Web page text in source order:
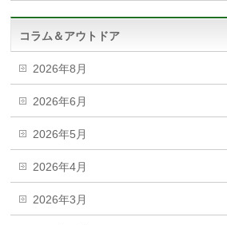
コラム＆アウトドア
2026年8月
2026年6月
2026年5月
2026年4月
2026年3月